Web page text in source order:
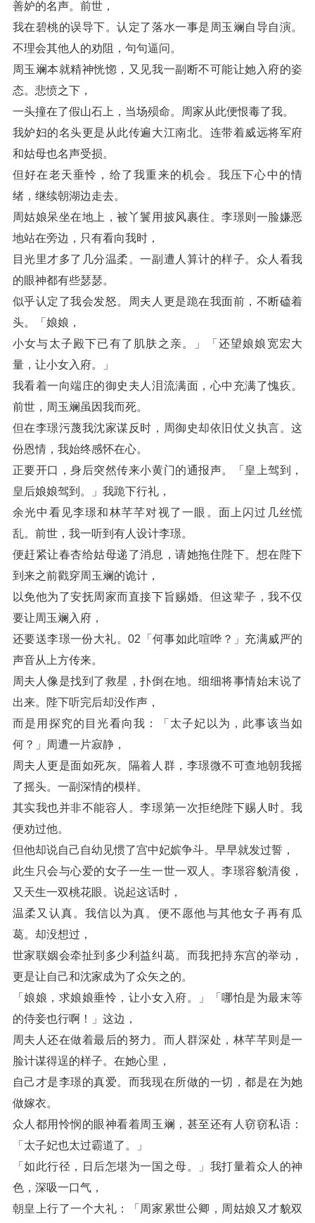
善妒的名声。前世，
我在碧桃的误导下。认定了落水一事是周玉斓自导自演。
不理会其他人的劝阻，句句逼问。
周玉斓本就精神恍惚，又见我一副断不可能让她入府的姿
态。悲愤之下，
一头撞在了假山石上，当场殒命。周家从此便恨毒了我。
我妒妇的名头更是从此传遍大江南北。连带着威远将军府
和姑母也名声受损。
但好在老天垂怜，给了我重来的机会。我压下心中的情
绪，继续朝湖边走去。
周姑娘呆坐在地上，被丫鬟用披风裹住。李璟则一脸嫌恶
地站在旁边，只有看向我时，
目光里才多了几分温柔。一副遭人算计的样子。众人看我
的眼神都有些瑟瑟。
似乎认定了我会发怒。周夫人更是跪在我面前，不断磕着
头。「娘娘，
小女与太子殿下已有了肌肤之亲。」「还望娘娘宽宏大
量，让小女入府。」
我看着一向端庄的御史夫人泪流满面，心中充满了愧疚。
前世，周玉斓虽因我而死。
但在李璟污蔑我沈家谋反时，周御史却依旧仗义执言。这
份恩情，我始终感怀在心。
正要开口，身后突然传来小黄门的通报声。「皇上驾到，
皇后娘娘驾到。」我跪下行礼，
余光中看见李璟和林芊芊对视了一眼。面上闪过几丝慌
乱。前世，我一听到有人设计李璟。
便赶紧让春杏给姑母递了消息，请她拖住陛下。想在陛下
到来之前戳穿周玉斓的诡计，
以免他为了安抚周家而直接下旨赐婚。但这辈子，我不仅
要让周玉斓入府，
还要送李璟一份大礼。02「何事如此喧哗？」充满威严的
声音从上方传来。
周夫人像是找到了救星，扑倒在地。细细将事情始末说了
出来。陛下听完后却没作声，
而是用探究的目光看向我：「太子妃以为，此事该当如
何？」周遭一片寂静，
周夫人更是面如死灰。隔着人群，李璟微不可查地朝我摇
了摇头。一副深情的模样。
其实我也并非不能容人。李璟第一次拒绝陛下赐人时。我
便劝过他。
但他却说自己自幼见惯了宫中妃嫔争斗。早早就发过誓，
此生只会与心爱的女子一生一世一双人。李璟容貌清俊，
又天生一双桃花眼。说起这话时，
温柔又认真。我信以为真。便不愿他与其他女子再有瓜
葛。却没想过，
世家联姻会牵扯到多少利益纠葛。而我把持东宫的举动，
更是让自己和沈家成为了众矢之的。
「娘娘，求娘娘垂怜，让小女入府。」「哪怕是为最末等
的侍妾也行啊！」这边，
周夫人还在做着最后的努力。而人群深处，林芊芊则是一
脸计谋得逞的样子。在她心里，
自己才是李璟的真爱。而我现在所做的一切，都是在为她
做嫁衣。
众人都用怜悯的眼神看着周玉斓，甚至还有人窃窃私语：
「太子妃也太过霸道了。」
「如此行径，日后怎堪为一国之母。」我打量着众人的神
色，深吸一口气，
朝皇上行了一个大礼：「周家累世公卿，周姑娘又才貌双